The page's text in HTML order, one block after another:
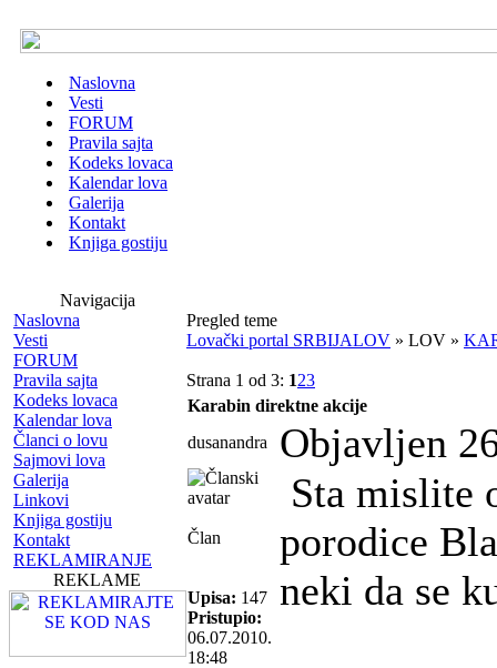
Naslovna
Vesti
FORUM
Pravila sajta
Kodeks lovaca
Kalendar lova
Galerija
Kontakt
Knjiga gostiju
Navigacija
Naslovna
Vesti
FORUM
Pravila sajta
Kodeks lovaca
Kalendar lova
Članci o lovu
Sajmovi lova
Galerija
Linkovi
Knjiga gostiju
Kontakt
REKLAMIRANJE
REKLAME
Pregled teme
Lovački portal SRBIJALOV » LOV »
Strana 1 od 3: 123
Karabin direktne akcije
dusanandra
Objavljen
Član
Upisa: 147
Pristupio:
06.07.2010.
18:48
Sta mislite
porodice
neki da se